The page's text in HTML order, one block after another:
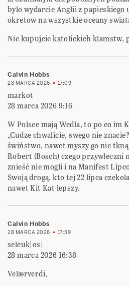
bylo wydarcie Anglii z papieskiego
okretow na wszystkie oceany
Nie kupujcie katolickich klamstw,
Calvin Hobbs
28 MARCA 2026 17:09
markot
28 marca 2026 9:16
W Polsce mają Wedla, to po co im
„Cudze chwalicie, swego nie
świństwo, nawet myszy go nie
Robert (Bosch) czego przywleczni
znieść nie mogli i na Manifest
Swoją drogą, kto tej 22 lipca
nawet Kit Kat lepszy.
Calvin Hobbs
28 MARCA 2026 17:59
seleuk|os|
28 marca 2026 16:38
Velærverdi,